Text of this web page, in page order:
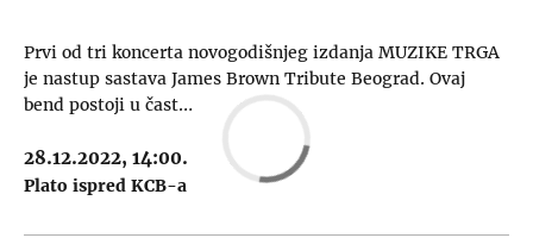
Prvi od tri koncerta novogodišnjeg izdanja MUZIKE TRGA
je nastup sastava James Brown Tribute Beograd. Ovaj
bend postoji u čast…
28.12.2022, 14:00.
Plato ispred KCB-a